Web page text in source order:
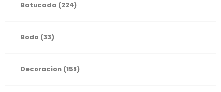
Batucada (224)
Boda (33)
Decoracion (158)